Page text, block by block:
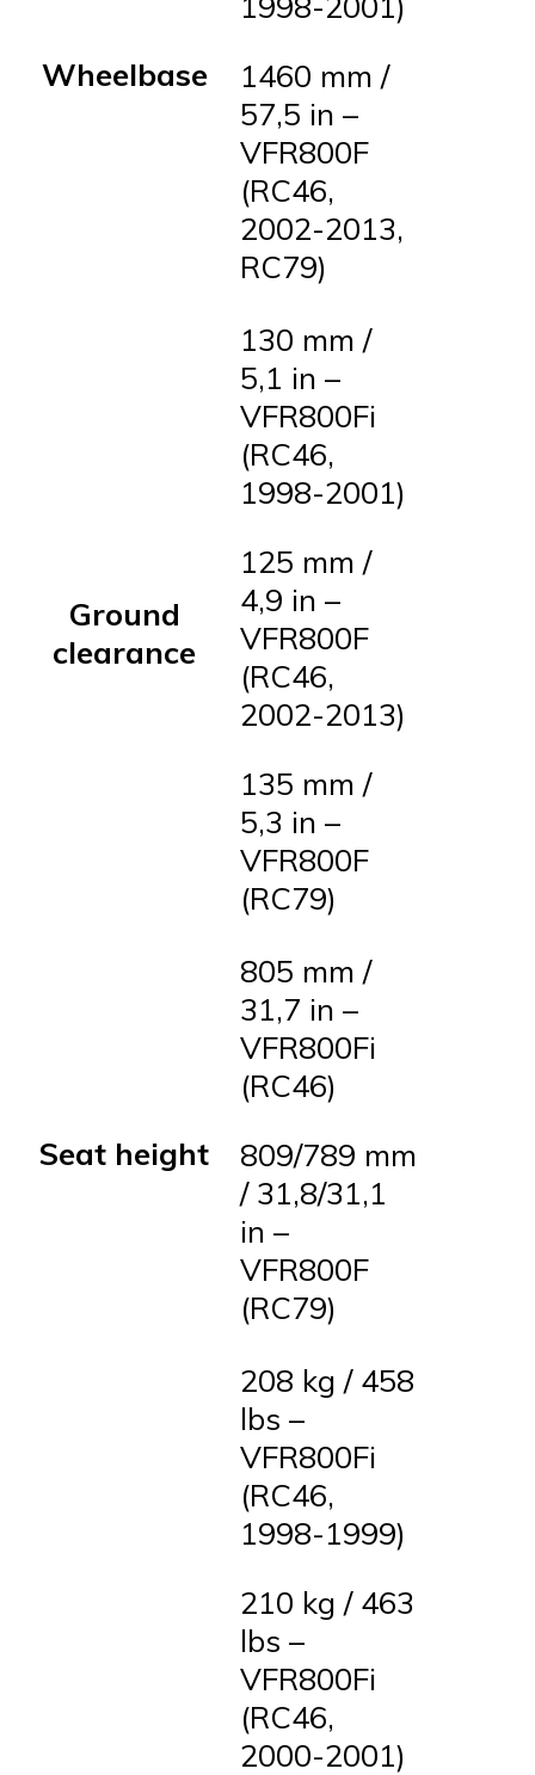
Wheelbase
1460 mm /
57,5 in –
VFR800F
(RC46,
2002-2013,
RC79)
Ground
clearance
130 mm /
5,1 in –
VFR800Fi
(RC46,
1998-2001)
125 mm /
4,9 in –
VFR800F
(RC46,
2002-2013)
135 mm /
5,3 in –
VFR800F
(RC79)
Seat height
805 mm /
31,7 in –
VFR800Fi
(RC46)
809/789 mm
/ 31,8/31,1
in –
VFR800F
(RC79)
208 kg / 458
lbs –
VFR800Fi
(RC46,
1998-1999)
210 kg / 463
lbs –
VFR800Fi
(RC46,
2000-2001)